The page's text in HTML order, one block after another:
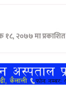
१८, २०७७ मा प्रकाशित